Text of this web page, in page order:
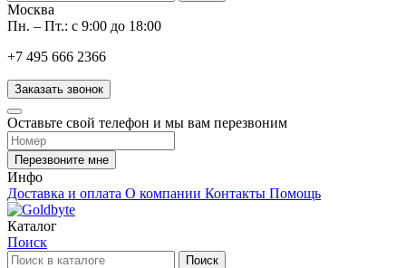
Москва
Пн. – Пт.: с 9:00 до 18:00
+7 495 666 2366
Заказать звонок
Оставьте свой телефон и мы вам перезвоним
Перезвоните мне
Инфо
Доставка и оплата О компании Контакты Помощь
Каталог
Поиск
Поиск